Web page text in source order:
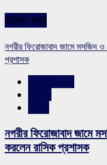
আরও খবর
নগরীর ফিরোজাবাদ জামে মসজিদ ও
প্রশাসক
নগরীর ফিরোজাবাদ জামে
করলেন রাসিক প্রশাসক